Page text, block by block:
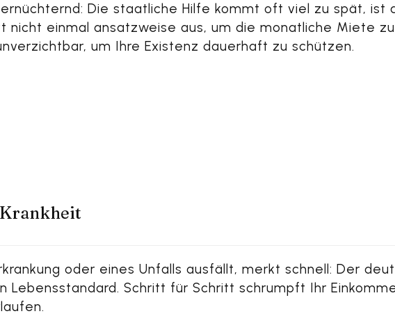
Die staatliche Hilfe kommt oft viel zu spät, ist
nicht einmal ansatzweise aus, um die monatliche Miete
um Ihre Existenz dauerhaft zu schützen.
oder eines Unfalls ausfällt, merkt schnell: Der
Lebensstandard. Schritt für Schritt schrumpft Ihr